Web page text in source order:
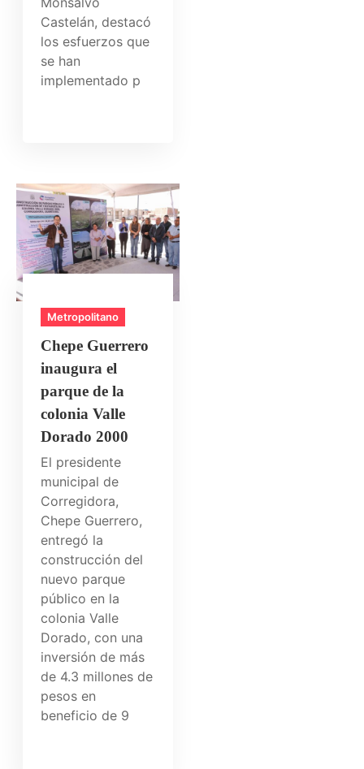
Castelán, destacó
los esfuerzos que
se han
implementado p
Metropolitano
Chepe Guerrero
inaugura el
parque de la
colonia Valle
Dorado 2000
El presidente
municipal de
Corregidora,
Chepe Guerrero,
entregó la
construcción del
nuevo parque
público en la
colonia Valle
Dorado, con una
inversión de más
de 4.3 millones de
pesos en
beneficio de 9